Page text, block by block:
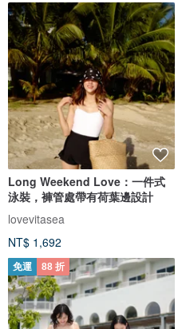
Long Weekend Love：一件式
泳裝，褲管處帶有荷葉邊設計
lovevitasea
NT$ 1,692
免運 88 折